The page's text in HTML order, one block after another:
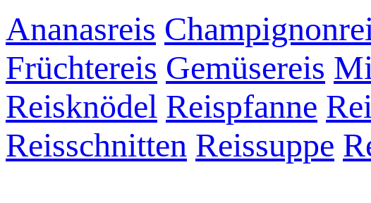
Ananasreis
Früchtereis Gemüsereis
Reisknödel Reispfanne
Reisschnitten Reissuppe